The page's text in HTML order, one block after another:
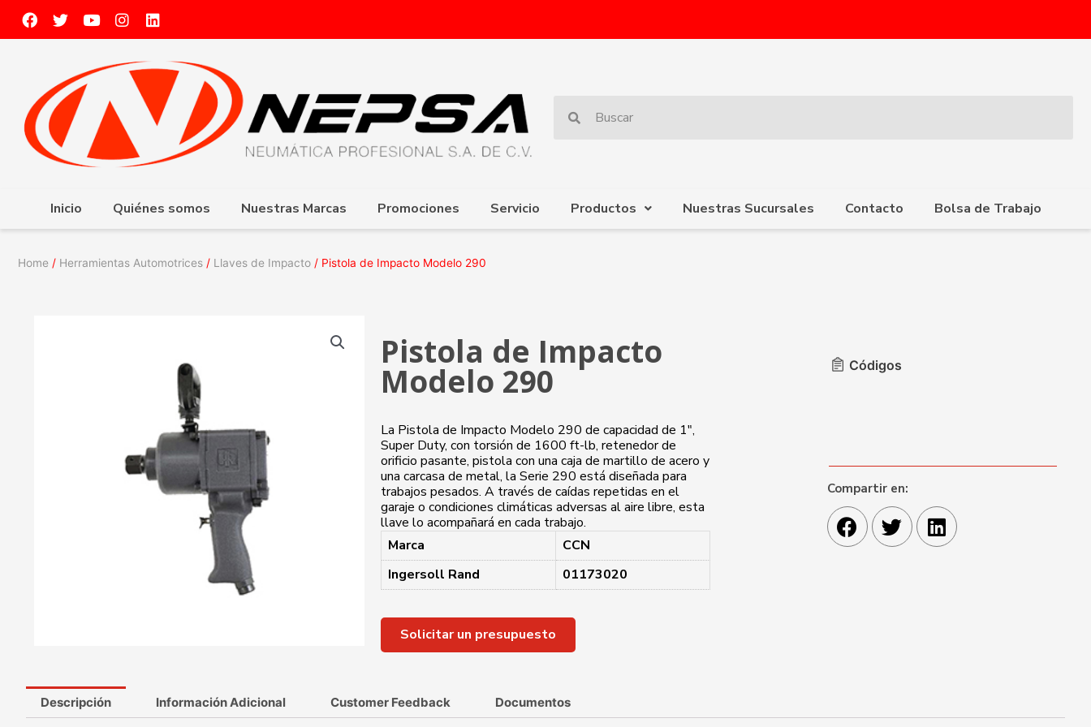
Inicio Quiénes somos Nuestras Marcas Promociones Servicio Productos Nuestras Sucursales Contacto Bolsa de Trabajo
Home / Herramientas Automotrices / Llaves de Impacto / Pistola de Impacto Modelo 290
Pistola de Impacto
Modelo 290
La Pistola de Impacto Modelo 290 de capacidad de 1″,
Super Duty, con torsión de 1600 ft-lb, retenedor de
orificio pasante, pistola con una caja de martillo de acero y
una carcasa de metal, la Serie 290 está diseñada para
trabajos pesados. A través de caídas repetidas en el
garaje o condiciones climáticas adversas al aire libre, esta
llave lo acompañará en cada trabajo.
Marca
CCN
Ingersoll Rand
01173020
Solicitar un presupuesto
Códigos
Compartir en:
Descripción Información Adicional Customer Feedback Documentos